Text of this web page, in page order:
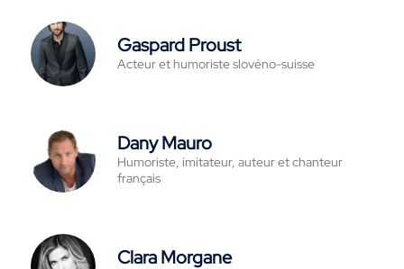
Gaspard Proust
Acteur et humoriste slovéno-suisse
Dany Mauro
Humoriste, imitateur, auteur et chanteur
français
Clara Morgane